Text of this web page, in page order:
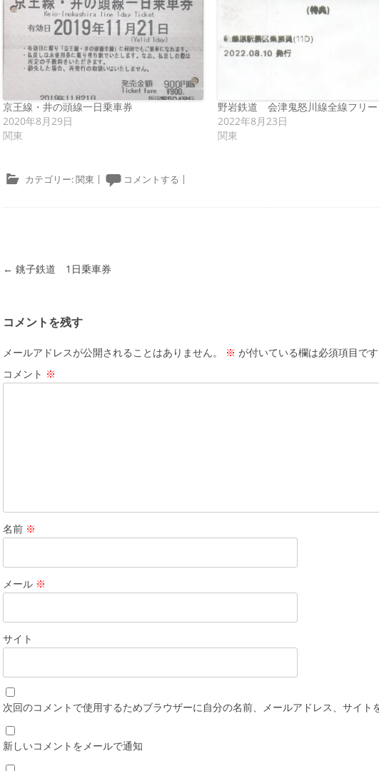
京王線・井の頭線一日乗車券
2020年8月29日
関東
野岩鉄道 会津鬼怒川線全線フリ
2022年8月23日
関東
カテゴリー:関東 | コメントする |
投稿ナビゲーション
← 銚子鉄道 1日乗車券
コメントを残す
メールアドレスが公開されることはありません。 ※ が付いている欄は必須項目です
コメント ※
名前 ※
メール ※
サイト
次回のコメントで使用するためブラウザーに自分の名前、メールアドレス、サイト
新しいコメントをメールで通知